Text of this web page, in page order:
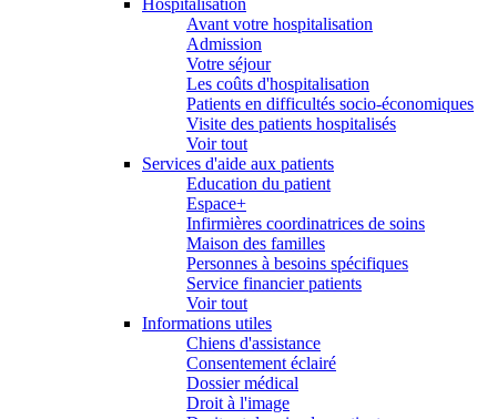
Hospitalisation
Avant votre hospitalisation
Admission
Votre séjour
Les coûts d'hospitalisation
Patients en difficultés socio-économiques
Visite des patients hospitalisés
Voir tout
Services d'aide aux patients
Education du patient
Espace+
Infirmières coordinatrices de soins
Maison des familles
Personnes à besoins spécifiques
Service financier patients
Voir tout
Informations utiles
Chiens d'assistance
Consentement éclairé
Dossier médical
Droit à l'image